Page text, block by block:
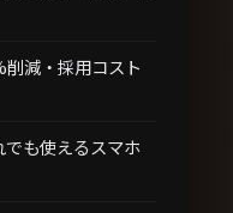
減・採用コスト
も使えるスマホ